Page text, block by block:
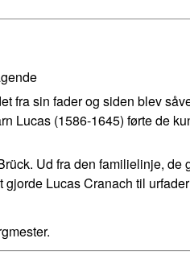
fra sin fader og siden blev
Lucas (1586-1645) førte de
Ud fra den familielinje, de
Lucas Cranach til